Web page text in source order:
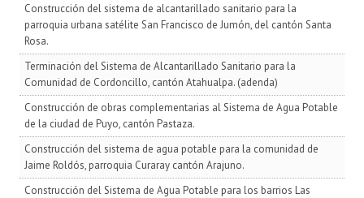
Construcción del sistema de alcantarillado sanitario para la
parroquia urbana satélite San Francisco de Jumón, del cantón Santa
Rosa.
Terminación del Sistema de Alcantarillado Sanitario para la
Comunidad de Cordoncillo, cantón Atahualpa. (adenda)
Construcción de obras complementarias al Sistema de Agua Potable
de la ciudad de Puyo, cantón Pastaza.
Construcción del sistema de agua potable para la comunidad de
Jaime Roldós, parroquia Curaray cantón Arajuno.
Construcción del Sistema de Agua Potable para los barrios Las